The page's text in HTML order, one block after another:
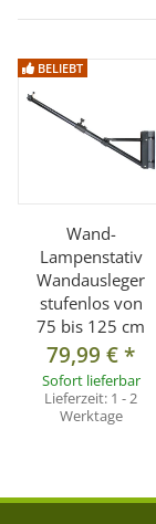
BELIEBT
Wand-
Lampenstativ
Wandausleger
stufenlos von
75 bis 125 cm
79,99 €*
Sofort lieferbar
Lieferzeit: 1 - 2
Werktage